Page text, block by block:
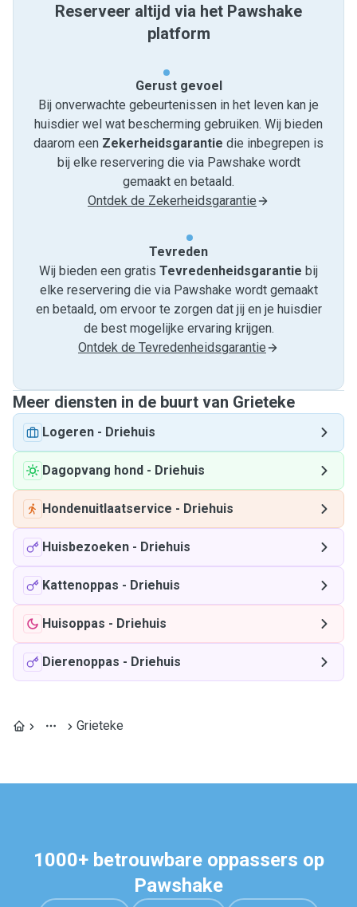
Reserveer altijd via het Pawshake
platform
Gerust gevoel
Bij onverwachte gebeurtenissen in het leven kan je
huisdier wel wat bescherming gebruiken. Wij bieden
daarom een Zekerheidsgarantie die inbegrepen is
bij elke reservering die via Pawshake wordt
gemaakt en betaald.
Ontdek de Zekerheidsgarantie
Tevreden
Wij bieden een gratis Tevredenheids­garantie bij
elke reservering die via Pawshake wordt gemaakt
en betaald, om ervoor te zorgen dat jij en je huisdier
de best mogelijke ervaring krijgen.
Ontdek de Tevredenheidsgarantie
Meer diensten in de buurt van Grieteke
Logeren - Driehuis
Dagopvang hond - Driehuis
Hondenuitlaatservice - Driehuis
Huisbezoeken - Driehuis
Kattenoppas - Driehuis
Huisoppas - Driehuis
Dierenoppas - Driehuis
Grieteke
1000+ betrouwbare oppassers op
Pawshake